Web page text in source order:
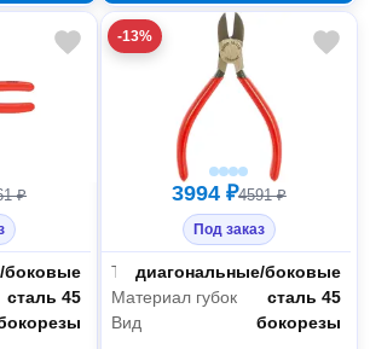
₽
боковые
сталь 45
-13%
3994 ₽4591 ₽
Под заказ
Типдиагональные/боковые
Материал губок
сталь 45
Вид
бокорезы